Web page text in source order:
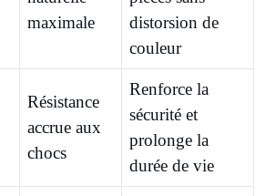
maximale
distorsion de
couleur
Résistance
accrue aux
chocs
Renforce la
sécurité et
prolonge la
durée de vie